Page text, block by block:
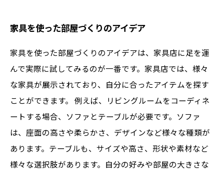
家具を使った部屋づくりのアイデア
家具を使った部屋づくりのアイデアは、家具店に足を運
んで実際に試してみるのが一番です。家具店では、様々
な家具が展示されており、自分に合ったアイテムを探す
ことができます。 例えば、リビングルームをコーディネ
ートする場合、ソファとテーブルが必要です。ソファ
は、座面の高さや柔らかさ、デザインなど様々な種類が
あります。テーブルも、サイズや高さ、形状や素材など
様々な選択肢があります。自分の好みや部屋の大きさな